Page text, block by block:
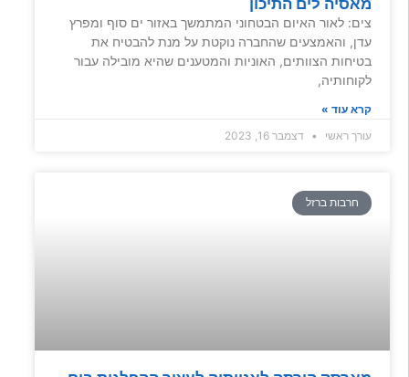
מאסיה לים התיכון
צים: לאור האיום הבטחוני המתמשך באזור ים סוף ומפרץ
עדן, והאמצעים שהחברה נוקטת על מנת להבטיח את
בטיחות הצוותים, האוניות והמטענים שהיא מובילה עבור
לקוחותיה,
קרא עוד »
עורך ראשי
דצמבר 16, 2023
חרבות ברזל